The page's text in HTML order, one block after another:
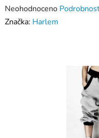
Průměrné
hodnocení
Neohodnoceno
Značka: Harlem